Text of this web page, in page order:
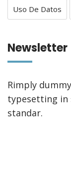
Uso De Datos
Newsletter
Rimply
typesetting in
standar.